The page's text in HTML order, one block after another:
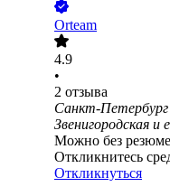
Orteam
4.9
•
2 отзыва
Санкт-Петербург
Звенигородская и
Можно без резюме
Откликнитесь
Откликнуться